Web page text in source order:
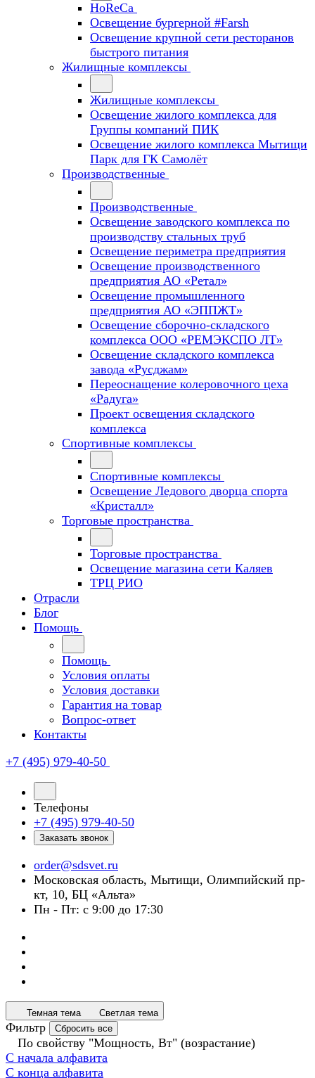
HoReCa
Освещение бургерной #Farsh
Освещение крупной сети ресторанов
быстрого питания
Жилищные комплексы
Жилищные комплексы
Освещение жилого комплекса для
Группы компаний ПИК
Освещение жилого комплекса Мытищи
Парк для ГК Самолёт
Производственные
Производственные
Освещение заводского комплекса по
производству стальных труб
Освещение периметра предприятия
Освещение производственного
предприятия АО «Ретал»
Освещение промышленного
предприятия АО «ЭППЖТ»
Освещение сборочно-складского
комплекса ООО «РЕМЭКСПО ЛТ»
Освещение складского комплекса
завода «Русджам»
Переоснащение колеровочного цеха
«Радуга»
Проект освещения складского
комплекса
Спортивные комплексы
Спортивные комплексы
Освещение Ледового дворца спорта
«Кристалл»
Торговые пространства
Торговые пространства
Освещение магазина сети Каляев
ТРЦ РИО
Отрасли
Блог
Помощь
Помощь
Условия оплаты
Условия доставки
Гарантия на товар
Вопрос-ответ
Контакты
+7 (495) 979-40-50
Телефоны
+7 (495) 979-40-50
Заказать звонок
order@sdsvet.ru
Московская область, Мытищи, Олимпийский пр-
кт, 10, БЦ «Альта»
Пн - Пт: с 9:00 до 17:30
Темная тема Светлая тема
Фильтр Сбросить все
По свойству "Мощность, Вт" (возрастание)
С начала алфавита
С конца алфавита